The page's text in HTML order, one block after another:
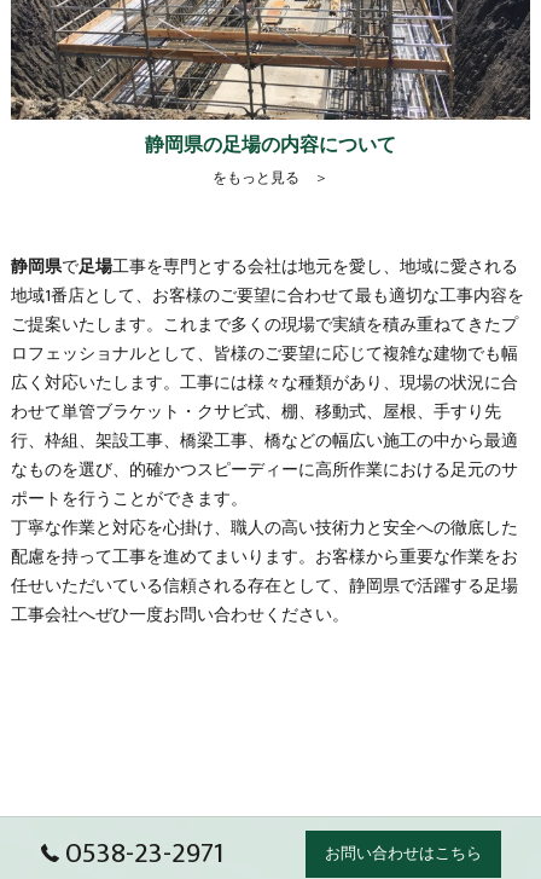
静岡県の足場の内容について
をもっと見る ＞
静岡県で足場工事を専門とする会社は地元を愛し、地域に愛される
地域1番店として、お客様のご要望に合わせて最も適切な工事内容を
ご提案いたします。これまで多くの現場で実績を積み重ねてきたプ
ロフェッショナルとして、皆様のご要望に応じて複雑な建物でも幅
広く対応いたします。工事には様々な種類があり、現場の状況に合
わせて単管ブラケット・クサビ式、棚、移動式、屋根、手すり先
行、枠組、架設工事、橋梁工事、橋などの幅広い施工の中から最適
なものを選び、的確かつスピーディーに高所作業における足元のサ
ポートを行うことができます。
丁寧な作業と対応を心掛け、職人の高い技術力と安全への徹底した
配慮を持って工事を進めてまいります。お客様から重要な作業をお
任せいただいている信頼される存在として、 静岡県で活躍する足場
工事会社へぜひ一度お問い合わせください。
0538-23-2971 お問い合わせはこちら